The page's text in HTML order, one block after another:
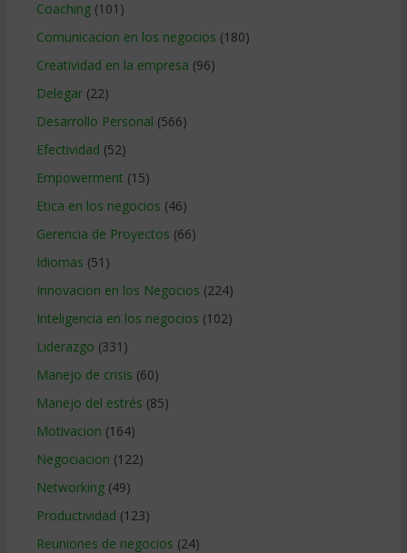
Coaching(101)
Comunicacion en los negocios (180)
Creatividad en la empresa (96)
Delegar(22)
Desarrollo Personal (566)
Efectividad (52)
Empowerment (15)
Etica en los negocios (46)
Gerencia de Proyectos (66)
Idiomas (51)
Innovacion en los Negocios (224)
Inteligencia en los negocios (102)
Liderazgo (331)
Manejo de crisis (60)
Manejo del estrés (85)
Motivacion (164)
Negociacion (122)
Networking(49)
Productividad (123)
Reuniones de negocios (24)